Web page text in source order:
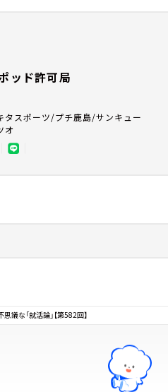
ッド許可局
タスポーツ/プチ鹿島/サンキュー
オ
な「就活論」【第582回】